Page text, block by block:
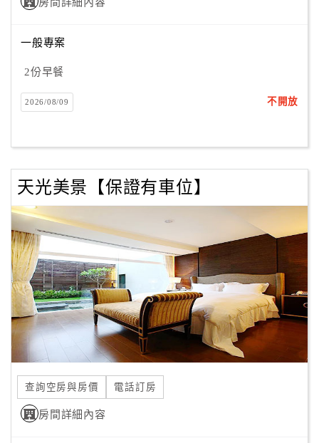
員
戶
客
服
聯
單
Line
線
上
客
服
紅
利
查
一般專案
2份早餐
2026/08/09 不開放
天光美景【保證有車位】
查詢空房與房價 電話訂房
房間詳細內容